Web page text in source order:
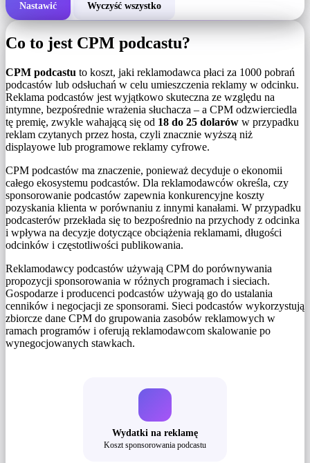
Całkowity koszt kampanii
Liczba wyświetleń
Nastawić Wyczyść wszystko
Co to jest CPM podcastu?
CPM podcastu to koszt, jaki reklamodawca płaci za 1000 pobrań
podcastów lub odsłuchań w celu umieszczenia reklamy w odcinku.
Reklama podcastów jest wyjątkowo skuteczna ze względu na
intymne, bezpośrednie wrażenia słuchacza – a CPM odzwierciedla
tę premię, zwykle wahającą się od 18 do 25 dolarów w przypadku
reklam czytanych przez hosta, czyli znacznie wyższą niż
displayowe lub programowe reklamy cyfrowe.
CPM podcastów ma znaczenie, ponieważ decyduje o ekonomii
całego ekosystemu podcastów. Dla reklamodawców określa, czy
sponsorowanie podcastów zapewnia konkurencyjne koszty
pozyskania klienta w porównaniu z innymi kanałami. W przypadku
podcasterów przekłada się to bezpośrednio na przychody z odcinka
i wpływa na decyzje dotyczące obciążenia reklamami, długości
odcinków i częstotliwości publikowania.
Reklamodawcy podcastów używają CPM do porównywania
propozycji sponsorowania w różnych programach i sieciach.
Gospodarze i producenci podcastów używają go do ustalania
cenników i negocjacji ze sponsorami. Sieci podcastów wykorzystują
zbiorcze dane CPM do grupowania zasobów reklamowych w
ramach programów i oferują reklamodawcom skalowanie po
wynegocjowanych stawkach.
Wydatki na reklamę
Koszt sponsorowania podcastu